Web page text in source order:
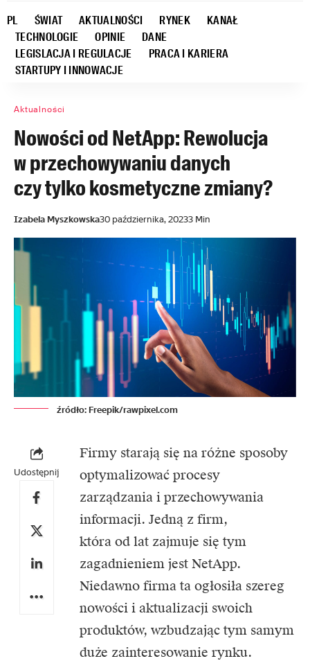
PL ŚWIAT AKTUALNOŚCI RYNEK
KANAŁ
TECHNOLOGIE
OPINIE
DANE
LEGISLACJA I REGULACJE
PRACA I KARIERA
STARTUPY I INNOWACJE
Aktualności
Nowości od NetApp: Rewolucja
w przechowywaniu danych
czy tylko kosmetyczne zmiany?
Izabela Myszkowska30 października, 20233 Min
źródło: Freepik/rawpixel.com
Udostępnij
Firmy starają się na różne sposoby
optymalizować procesy
zarządzania i przechowywania
informacji. Jedną z firm,
która od lat zajmuje się tym
zagadnieniem jest NetApp.
Niedawno firma ta ogłosiła szereg
nowości i aktualizacji swoich
produktów, wzbudzając tym samym
duże zainteresowanie rynku.